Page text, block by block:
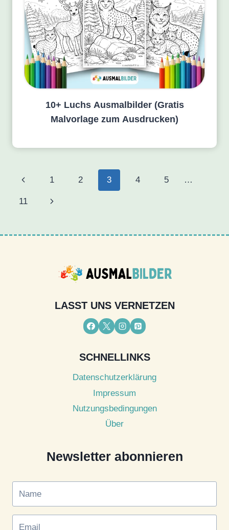
10+ Luchs Ausmalbilder (Gratis
Malvorlage zum Ausdrucken)
Seitennavigation
Vorherige
Seite
1 2 3 4 5 …
11
Nächste
LASST UNS VERNETZEN
SCHNELLINKS
Datenschutzerklärung
Impressum
Nutzungsbedingungen
Über
Newsletter abonnieren